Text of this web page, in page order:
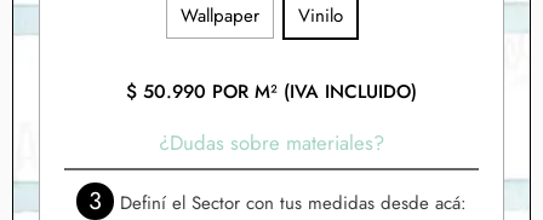
Wallpaper Vinilo
$50.990 POR M² (IVA INCLUIDO)
¿Dudas sobre materiales?
3 Definí el Sector con tus medidas desde acá: